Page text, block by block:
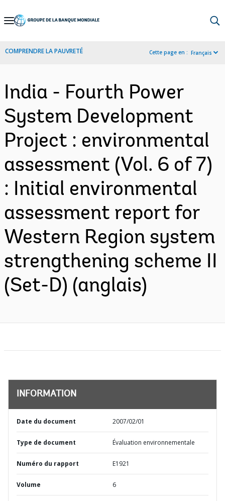
Skip
Navigation
COMPRENDRE LA PAUVRETÉ Cette page en : Français
India - Fourth Power
System Development
Project : environmental
assessment (Vol. 6 of 7)
: Initial environmental
assessment report for
Western Region system
strengthening scheme II
(Set-D) (anglais)
INFORMATION
Date du document 2007/02/01
Type de document Évaluation environnementale
Numéro du rapport E1921
Volume 6